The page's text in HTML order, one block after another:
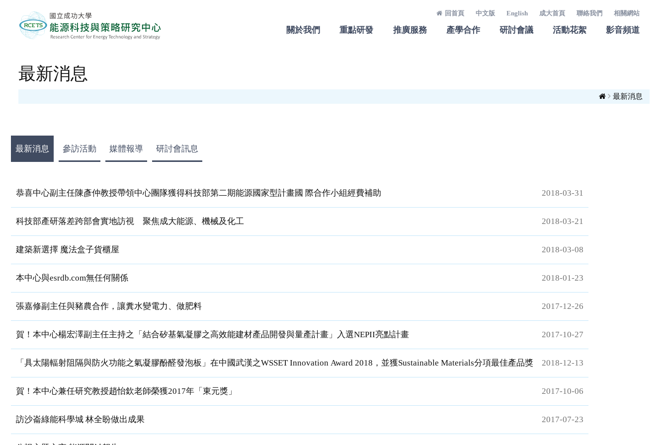
關於我們 重點研發 推廣服務 產學合作 研討會議 活動花絮 影音頻道
回首頁 中文版 English 成大首頁 聯絡我們 相關網站
最新消息
最新消息
最新消息 參訪活動 媒體報導 研討會訊息
2018-03-31
恭喜中心副主任陳彥仲教授帶領中心團隊獲得科技部第二期能源國家型計畫國 際合作小組經費補助
2018-03-21
科技部產研落差跨部會實地訪視 聚焦成大能源、機械及化工
2018-03-08
建築新選擇 魔法盒子貨櫃屋
2018-01-23
本中心與esrdb.com無任何關係
2017-12-26
張嘉修副主任與豬農合作，讓糞水變電力、做肥料
2017-10-27
賀！本中心楊宏澤副主任主持之「結合矽基氣凝膠之高效能建材產品開發與量產計畫」入選NEPII亮點計畫
2018-12-13
「具太陽輻射阻隔與防火功能之氣凝膠酚醛發泡板」在中國武漢之WSSET Innovation Award 2018，並獲Sustainable Materials分項最佳產品獎
2017-10-06
賀！本中心兼任研究教授趙怡欽老師榮獲2017年「東元獎」
2017-07-23
訪沙崙綠能科學城 林全盼做出成果